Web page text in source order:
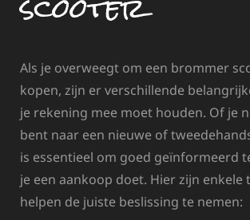
Als je overweegt om een brommer
kopen, zijn er verschillende
je rekening mee moet houden. Of je
bent naar een nieuwe of
is essentieel om goed geïnformeerd
je een aankoop doet. Hier zijn enkele
helpen de juiste beslissing te nemen: